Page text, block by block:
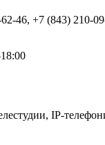
46, +7 (843) 210-
IP-